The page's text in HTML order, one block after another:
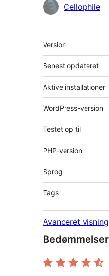
Bidragsydere
Cellophile
Meta
Version
Senest opdateret
Aktive installationer
WordPress-version
Testet op til
PHP-version
Sprog
Tags
Avanceret visning
Bedømmelser